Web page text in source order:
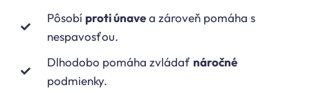
Pôsobí proti únavea zároveň pomáha s
nespavosťou.
Dlhodobo pomáha zvládať náročné
podmienky.